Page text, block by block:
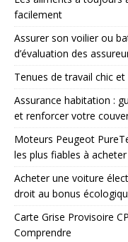
facilement
Assurer son voilier ou
d’évaluation des
Tenues de travail chic
Assurance habitation :
et renforcer votre
Moteurs Peugeot
les plus fiables à acheter
Acheter une voiture
droit au bonus
Carte Grise Provisoire
Comprendre